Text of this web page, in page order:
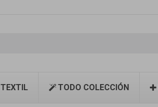
TEXTIL TODO COLECCIÓN